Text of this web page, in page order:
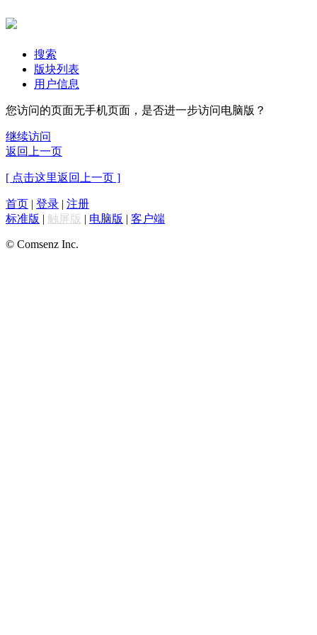
搜索
版块列表
用户信息
您访问的页面无手机页面，是否进一步访问电脑版？
继续访问
返回上一页
[ 点击这里返回上一页 ]
首页 | 登录 | 注册
标准版 | 触屏版 | 电脑版 | 客户端
© Comsenz Inc.